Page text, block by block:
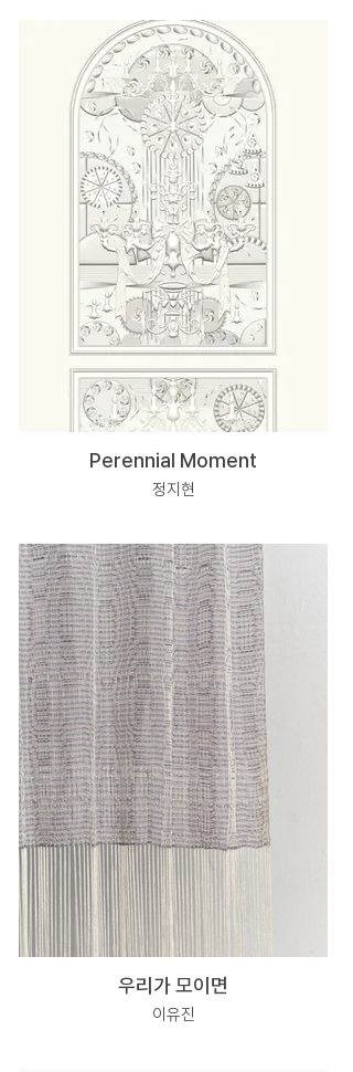
Perennial Moment
정지현
우리가 모이면
이유진